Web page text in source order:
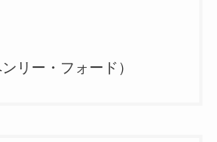
ンリー・フォード）